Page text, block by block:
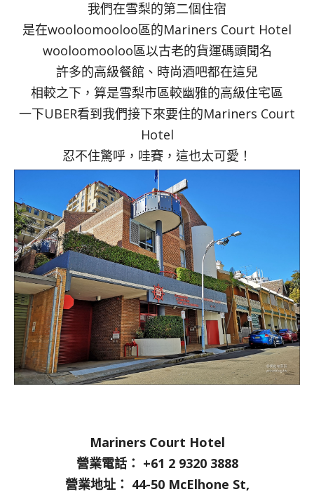
我們在雪梨的第二個住宿
是在wooloomooloo區的Mariners Court Hotel
wooloomooloo區以古老的貨運碼頭聞名
許多的高級餐館、時尚酒吧都在這兒
相較之下，算是雪梨市區較幽雅的高級住宅區
一下UBER看到我們接下來要住的Mariners Court
Hotel
忍不住驚呼，哇賽，這也太可愛！
Mariners Court Hotel
營業電話： +61 2 9320 3888
營業地址： 44-50 McElhone St,